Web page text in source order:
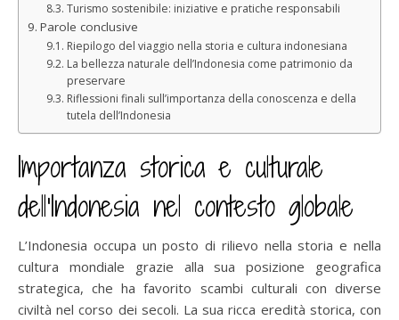
Turismo sostenibile: iniziative e pratiche responsabili
Parole conclusive
Riepilogo del viaggio nella storia e cultura indonesiana
La bellezza naturale dell’Indonesia come patrimonio da
preservare
Riflessioni finali sull’importanza della conoscenza e della
tutela dell’Indonesia
Importanza storica e culturale
dell’Indonesia nel contesto globale
L’Indonesia occupa un posto di rilievo nella storia e nella
cultura mondiale grazie alla sua posizione geografica
strategica, che ha favorito scambi culturali con diverse
civiltà nel corso dei secoli. La sua ricca eredità storica, con